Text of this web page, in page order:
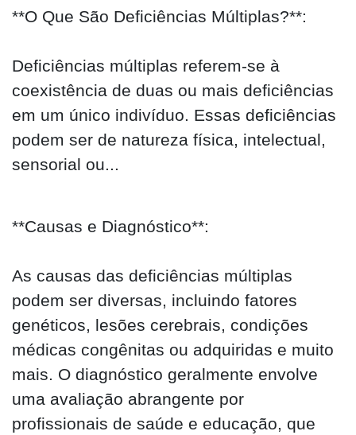
**O Que São Deficiências Múltiplas?**:
Deficiências múltiplas referem-se à
coexistência de duas ou mais deficiências
em um único indivíduo. Essas deficiências
podem ser de natureza física, intelectual,
sensorial ou...
**Causas e Diagnóstico**:
As causas das deficiências múltiplas
podem ser diversas, incluindo fatores
genéticos, lesões cerebrais, condições
médicas congênitas ou adquiridas e muito
mais. O diagnóstico geralmente envolve
uma avaliação abrangente por
profissionais de saúde e educação, que